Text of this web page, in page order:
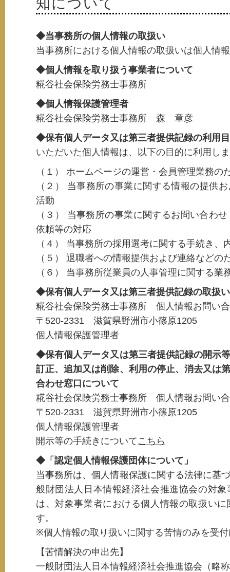
知について
◆当事務所の個人情報の取扱い
当事務所における個人情報の取扱いは個人情
◆個人情報を取り扱う事業者について
糀谷社会保険労務士事務所
◆個人情報保護管理者
糀谷社会保険労務士事務所 森 章彦
◆保有個人データ又は第三者提供記録の利用
いただいた個人情報は、以下の目的に利用し
（１） ホームページの運営・会員管理業務の
（２） 当事務所の事業に関する情報の提供
活動
（３） 当事務所の事業に関するお問い合わ
依頼等の対応
（４） 当事務所の採用選考に関する手続き、
（５） 退職者への情報提供および連絡などの
（６） 当事務所従業員の人事管理に関する業
◆保有個人データ又は第三者提供記録の取扱
糀谷社会保険労務士事務所 個人情報お問い
〒520-2331 滋賀県野洲市小篠原1205
個人情報保護管理者
◆保有個人データ又は第三者提供記録の開示
訂正、追加又は削除、利用の停止、消去又は
合わせ窓口について
糀谷社会保険労務士事務所 個人情報お問い
〒520-2331 滋賀県野洲市小篠原1205
個人情報保護管理者
開示等の手続きについて こちら
◆「認定個人情報保護団体について」
当事務所は、個人情報保護に関する法律に基
般財団法人日本情報経済社会推進協会の対
は、対象事業者における個人情報の取扱い
す。
※個人情報の取り扱いに関する苦情のみを受
【苦情解決の申出先】
一般財団法人日本情報経済社会推進協会（略